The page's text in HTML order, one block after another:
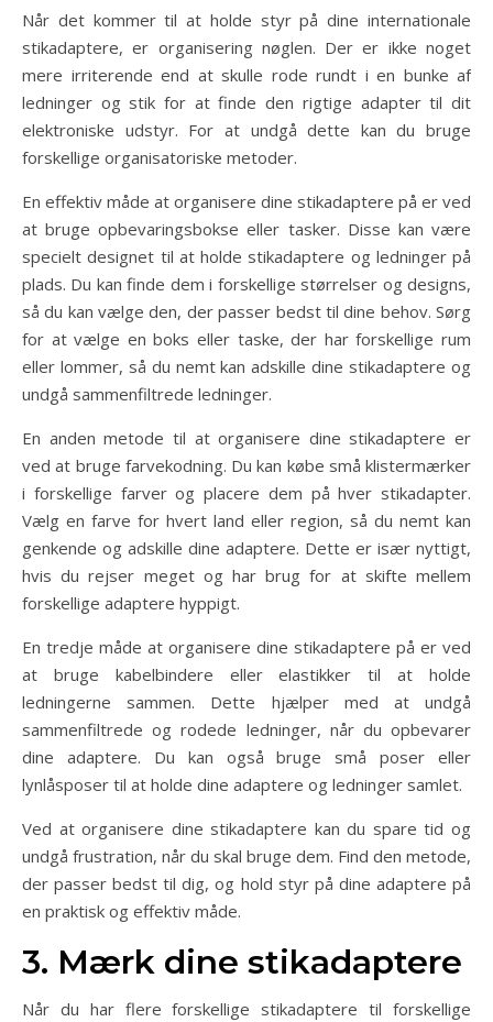
Når det kommer til at holde styr på dine internationale
stikadaptere, er organisering nøglen. Der er ikke noget
mere irriterende end at skulle rode rundt i en bunke af
ledninger og stik for at finde den rigtige adapter til dit
elektroniske udstyr. For at undgå dette kan du bruge
forskellige organisatoriske metoder.
En effektiv måde at organisere dine stikadaptere på er ved
at bruge opbevaringsbokse eller tasker. Disse kan være
specielt designet til at holde stikadaptere og ledninger på
plads. Du kan finde dem i forskellige størrelser og designs,
så du kan vælge den, der passer bedst til dine behov. Sørg
for at vælge en boks eller taske, der har forskellige rum
eller lommer, så du nemt kan adskille dine stikadaptere og
undgå sammenfiltrede ledninger.
En anden metode til at organisere dine stikadaptere er
ved at bruge farvekodning. Du kan købe små klistermærker
i forskellige farver og placere dem på hver stikadapter.
Vælg en farve for hvert land eller region, så du nemt kan
genkende og adskille dine adaptere. Dette er især nyttigt,
hvis du rejser meget og har brug for at skifte mellem
forskellige adaptere hyppigt.
En tredje måde at organisere dine stikadaptere på er ved
at bruge kabelbindere eller elastikker til at holde
ledningerne sammen. Dette hjælper med at undgå
sammenfiltrede og rodede ledninger, når du opbevarer
dine adaptere. Du kan også bruge små poser eller
lynlåsposer til at holde dine adaptere og ledninger samlet.
Ved at organisere dine stikadaptere kan du spare tid og
undgå frustration, når du skal bruge dem. Find den metode,
der passer bedst til dig, og hold styr på dine adaptere på
en praktisk og effektiv måde.
3. Mærk dine stikadaptere
Når du har flere forskellige stikadaptere til forskellige